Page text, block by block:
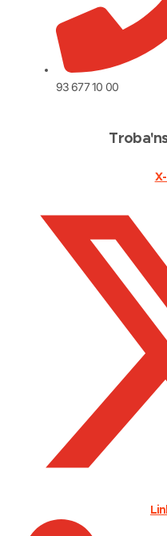
93 677 10 00